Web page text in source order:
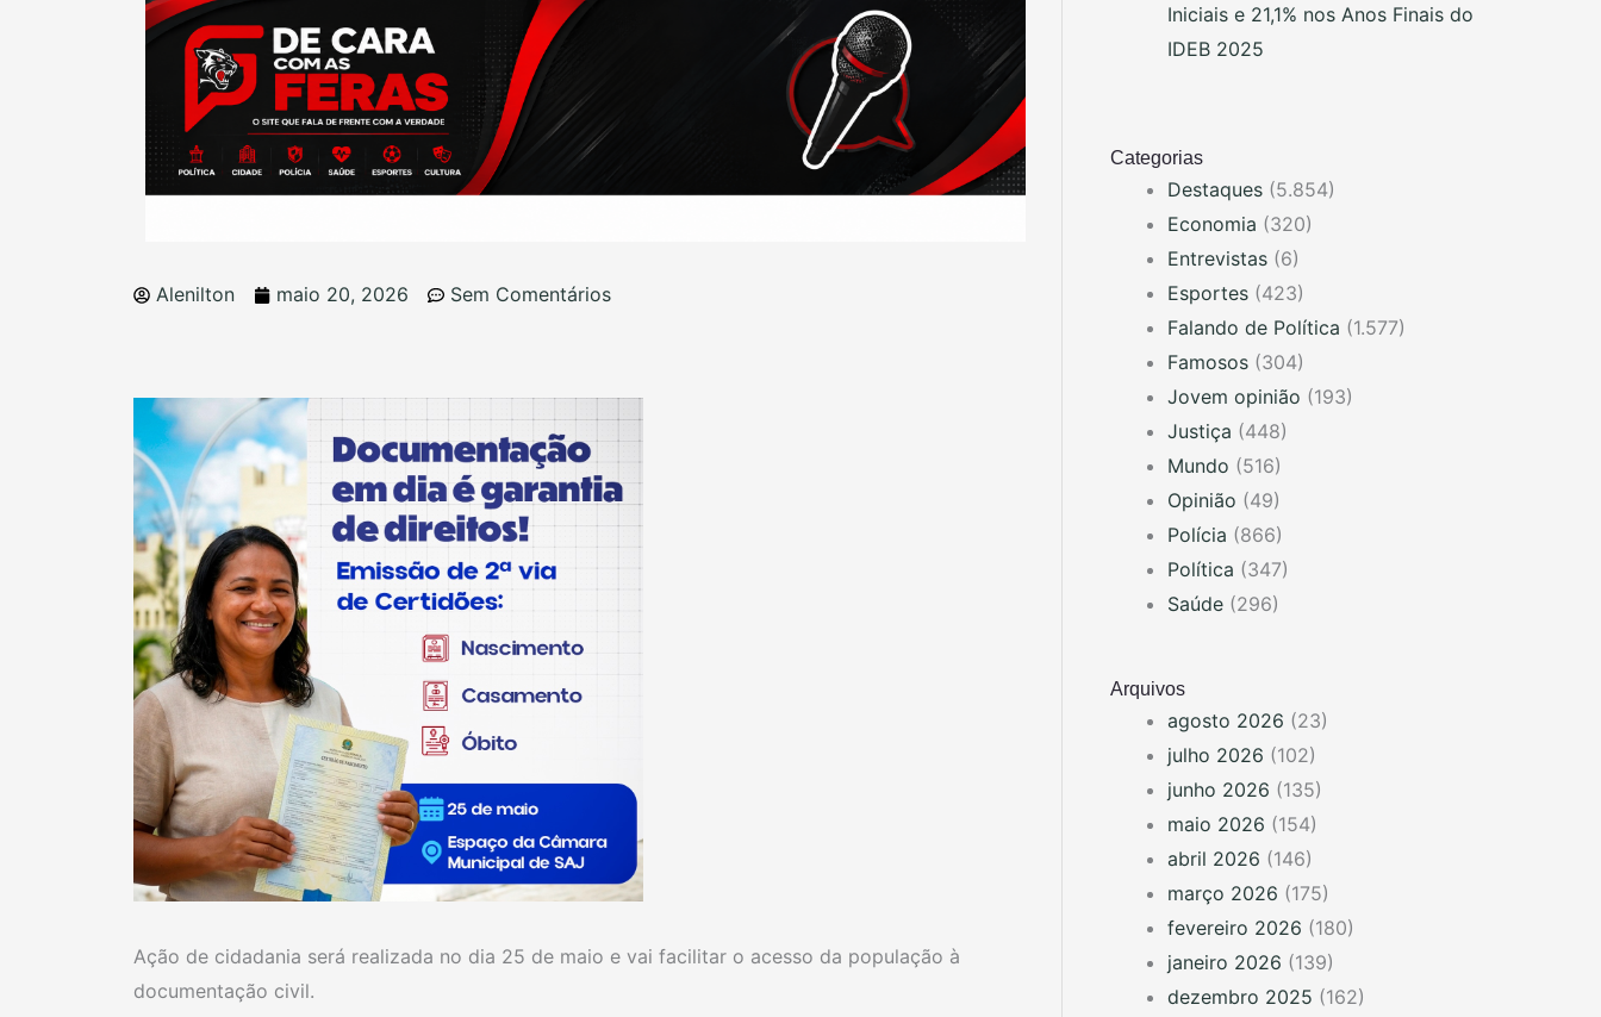
Alenilton maio 20, 2026 Sem Comentários
Ação de cidadania será realizada no dia 25 de maio e vai facilitar o acesso da população à
documentação civil.
Iniciais e 21,1% nos Anos Finais do
IDEB 2025
Categorias
Destaques (5.854)
Economia (320)
Entrevistas (6)
Esportes (423)
Falando de Política (1.577)
Famosos (304)
Jovem opinião (193)
Justiça (448)
Mundo (516)
Opinião (49)
Polícia (866)
Política (347)
Saúde (296)
Arquivos
agosto 2026 (23)
julho 2026 (102)
junho 2026 (135)
maio 2026 (154)
abril 2026 (146)
março 2026 (175)
fevereiro 2026 (180)
janeiro 2026 (139)
dezembro 2025 (162)